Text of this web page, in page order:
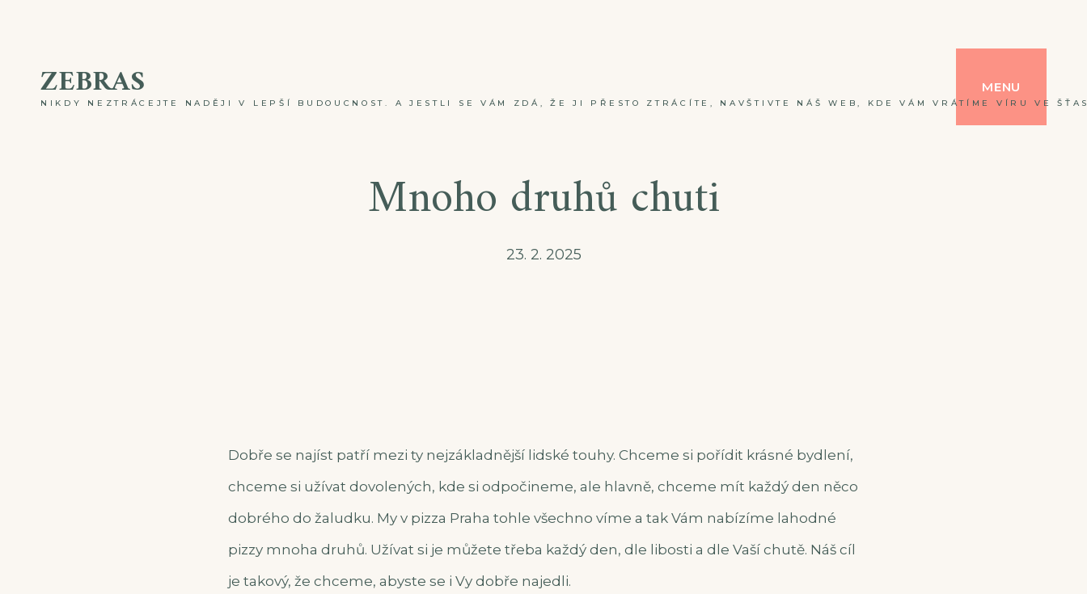
contentZEBRAS
NIKDY NEZTRÁCEJTE NADĚJI V LEPŠÍ BUDOUCNOST. A JESTLI SE VÁM ZDÁ, ŽE JI PŘESTO ZTRÁCÍTE, NAVŠTIVTE NÁŠ WEB, KDE VÁM VRÁTÍME VÍRU VE
MENU
Mnoho druhů chuti
23. 2. 2025
Dobře se najíst patří mezi ty nejzákladnější lidské touhy. Chceme si pořídit krásné bydlení,
chceme si užívat dovolených, kde si odpočineme, ale hlavně, chceme mít každý den něco
dobrého do žaludku. My v pizza Praha tohle všechno víme a tak Vám nabízíme lahodné
pizzy mnoha druhů. Užívat si je můžete třeba každý den, dle libosti a dle Vaší chutě. Náš cíl
je takový, že chceme, abyste se i Vy dobře najedli.